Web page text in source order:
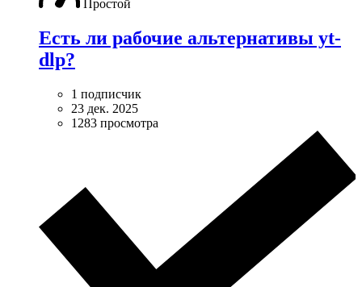
Простой
Есть ли рабочие альтернативы yt-
dlp?
1 подписчик
23 дек. 2025
1283 просмотра